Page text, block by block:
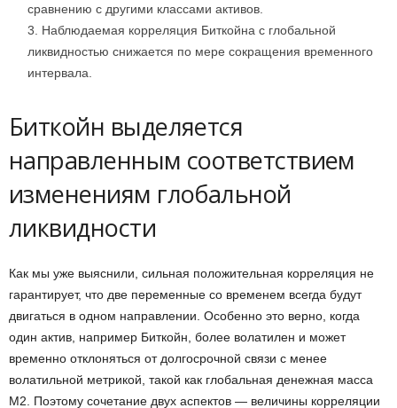
сравнению с другими классами активов.
Наблюдаемая корреляция Биткойна с глобальной
ликвидностью снижается по мере сокращения временного
интервала.
Биткойн выделяется
направленным соответствием
изменениям глобальной
ликвидности
Как мы уже выяснили, сильная положительная корреляция не
гарантирует, что две переменные со временем всегда будут
двигаться в одном направлении. Особенно это верно, когда
один актив, например Биткойн, более волатилен и может
временно отклоняться от долгосрочной связи с менее
волатильной метрикой, такой как глобальная денежная масса
M2. Поэтому сочетание двух аспектов — величины корреляции